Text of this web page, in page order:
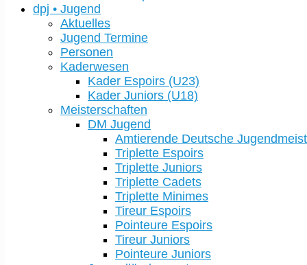
dpj • Jugend
Aktuelles
Jugend Termine
Personen
Kaderwesen
Kader Espoirs (U23)
Kader Juniors (U18)
Meisterschaften
DM Jugend
Amtierende Deutsche
Triplette Espoirs
Triplette Juniors
Triplette Cadets
Triplette Minimes
Tireur Espoirs
Pointeure Espoirs
Tireur Juniors
Pointeure Juniors